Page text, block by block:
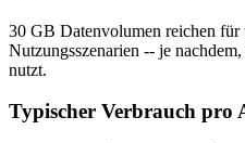
30 GB Datenvolumen reichen für
Nutzungsszenarien -- je
nutzt.
Typischer Verbrauch pro